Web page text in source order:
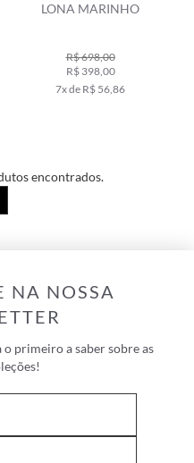
LONA MARINHO
R$ 698,00
R$ 398,00
7x de R$ 56,86
encontrados.
NA NOSSA
o primeiro a saber sobre as